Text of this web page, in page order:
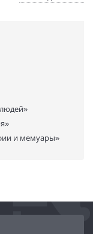
на
и писателя.
и мемуары»